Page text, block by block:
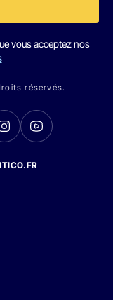
vous acceptez nos
réservés.